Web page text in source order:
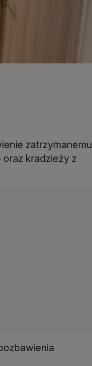
zatrzymanemu
oraz kradzieży z